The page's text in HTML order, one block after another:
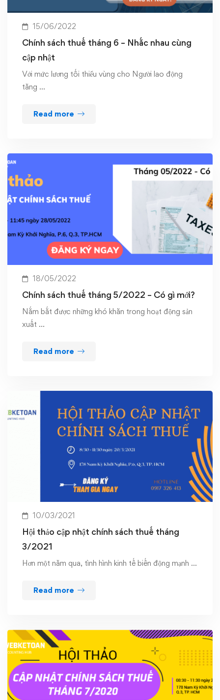
15/06/2022
Chính sách thuế tháng 6 – Nhắc nhau cùng
cập nhật
Với mức lương tối thiểu vùng cho Người lao động
tăng …
Read more
18/05/2022
Chính sách thuế tháng 5/2022 – Có gì mới?
Nắm bắt được những khó khăn trong hoạt động sản
xuất …
Read more
10/03/2021
Hội thảo cập nhật chính sách thuế tháng
3/2021
Hơn một năm qua, tình hình kinh tế biến động mạnh …
Read more